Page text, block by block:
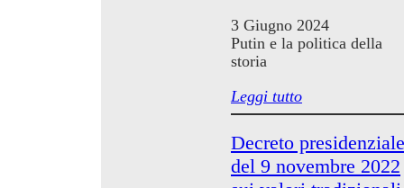
3 Giugno 2024
Putin e la politica della
storia
Leggi tutto
Decreto presidenziale
del 9 novembre 2022